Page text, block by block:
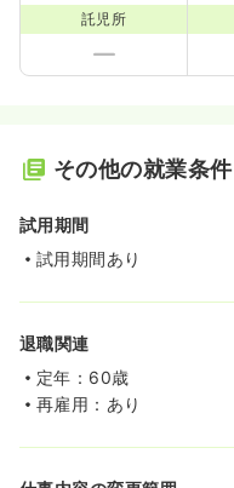
託児所
その他の就業条件
試用期間
試用期間あり
退職関連
定年：60歳
再雇用：あり